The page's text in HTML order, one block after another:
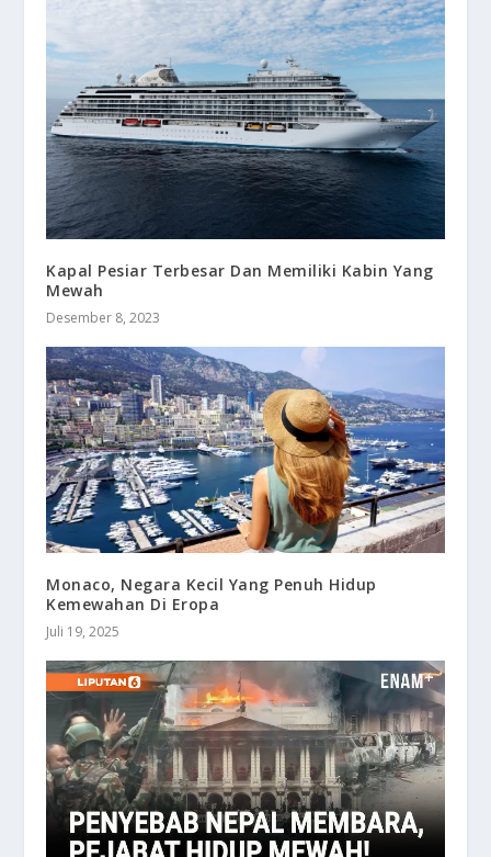
Kapal Pesiar Terbesar Dan Memiliki Kabin Yang
Mewah
Desember 8, 2023
Monaco, Negara Kecil Yang Penuh Hidup
Kemewahan Di Eropa
Juli 19, 2025